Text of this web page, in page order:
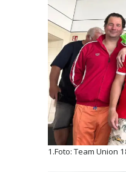
1.Foto: Team Union